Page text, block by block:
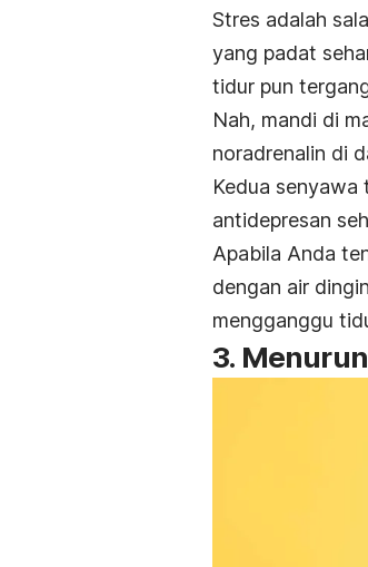
Stres adalah
yang padat
tidur pun
Nah, mandi di
noradrenalin di
Kedua
antidepresan
Apabila Anda
dengan air
mengganggu
3.